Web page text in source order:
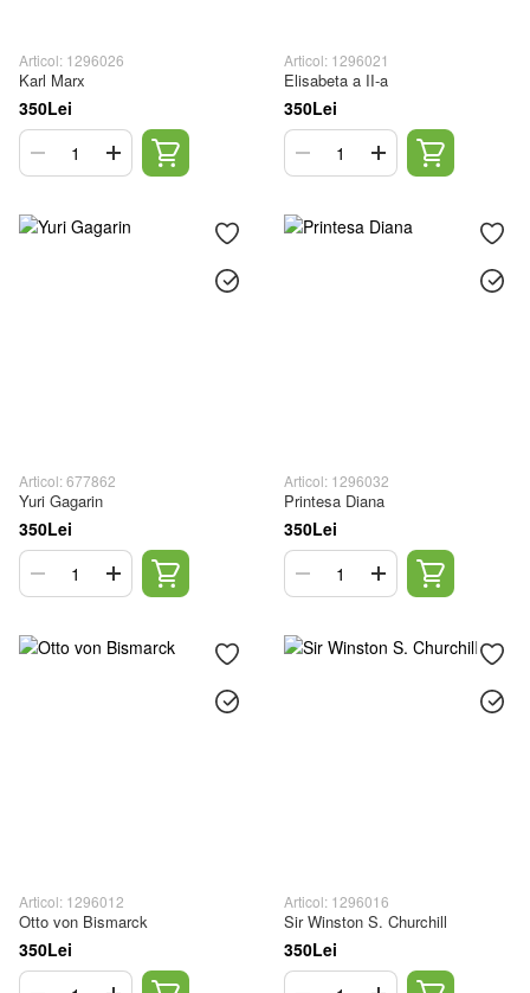
Articol: 1296026
Karl Marx
350Lei
Articol: 1296021
Elisabeta a II-a
350Lei
Articol: 677862
Yuri Gagarin
350Lei
Articol: 1296032
Printesa Diana
350Lei
Articol: 1296012
Otto von Bismarck
350Lei
Articol: 1296016
Sir Winston S. Churchill
350Lei